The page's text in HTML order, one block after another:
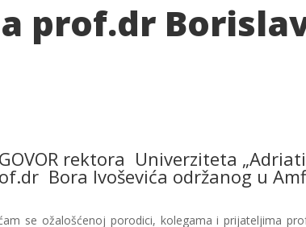
prof.dr
GOVOR rektora Univerziteta
Bora Ivoševića održanog u
se ožalošćenoj porodici, kolegama i prijateljima